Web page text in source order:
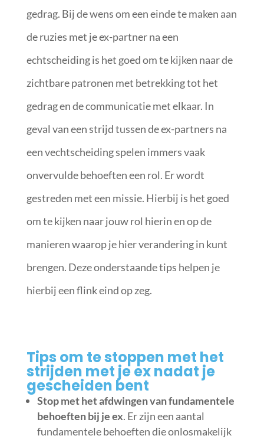
gedrag. Bij de wens om een einde te maken aan
de ruzies met je ex-partner na een
echtscheiding is het goed om te kijken naar de
zichtbare patronen met betrekking tot het
gedrag en de communicatie met elkaar. In
geval van een strijd tussen de ex-partners na
een vechtscheiding spelen immers vaak
onvervulde behoeften een rol. Er wordt
gestreden met een missie. Hierbij is het goed
om te kijken naar jouw rol hierin en op de
manieren waarop je hier verandering in kunt
brengen. Deze onderstaande tips helpen je
hierbij een flink eind op zeg.
Tips om te stoppen met het
strijden met je ex nadat je
gescheiden bent
Stop met het afdwingen van fundamentele
behoeften bij je ex. Er zijn een aantal
fundamentele behoeften die onlosmakelijk